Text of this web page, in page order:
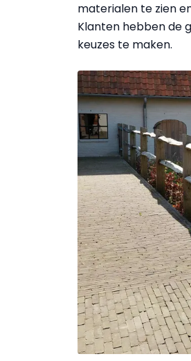
materialen te zien
Klanten hebben de
keuzes te maken.